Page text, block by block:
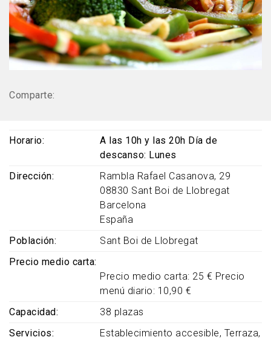
Comparte:
Horario
A las 10h y las 20h Día de
descanso: Lunes
Dirección
Rambla Rafael Casanova, 29
08830 Sant Boi de Llobregat
Barcelona
España
Población
Sant Boi de Llobregat
Precio medio carta
Precio medio carta: 25 € Precio
menú diario: 10,90 €
Capacidad
38 plazas
Servicios
Establecimiento accesible Terraza